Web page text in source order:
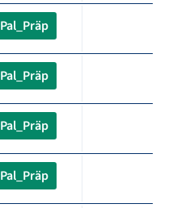
Pal_Präp
Pal_Präp
Pal_Präp
Pal_Präp